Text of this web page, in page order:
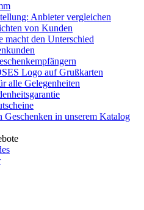
Anbieter vergleichen
von Kunden
macht den Unterschied
Logo auf Grußkarten
alle Gelegenheiten
Geschenken in unserem Katalog